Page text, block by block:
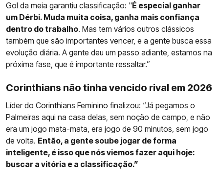
Gol da meia garantiu classificação: "É especial ganhar
um Dérbi. Muda muita coisa, ganha mais confiança
dentro do trabalho. Mas tem vários outros clássicos
também que são importantes vencer, e a gente busca essa
evolução diária. A gente deu um passo adiante, estamos na
próxima fase, que é importante ressaltar.”
Corinthians não tinha vencido rival em 2026
Líder do Corinthians Feminino finalizou: “Já pegamos o
Palmeiras aqui na casa delas, sem noção de campo, e não
era um jogo mata-mata, era jogo de 90 minutos, sem jogo
de volta. Então, a gente soube jogar de forma
inteligente, é isso que nós viemos fazer aqui hoje:
buscar a vitória e a classificação.”